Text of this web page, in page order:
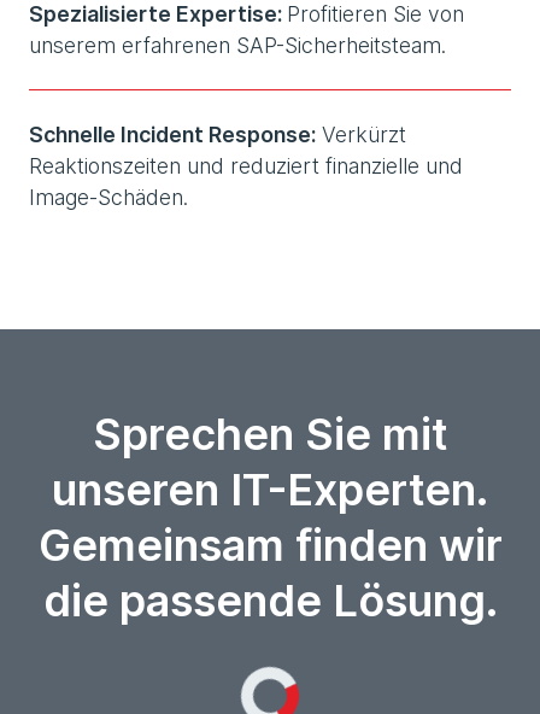
Spezialisierte Expertise: Profitieren Sie von
unserem erfahrenen SAP-Sicherheitsteam.
Schnelle Incident Response: Verkürzt
Reaktionszeiten und reduziert finanzielle und
Image-Schäden.
Sprechen Sie mit
unseren IT-Experten.
Gemeinsam finden wir
die passende Lösung.